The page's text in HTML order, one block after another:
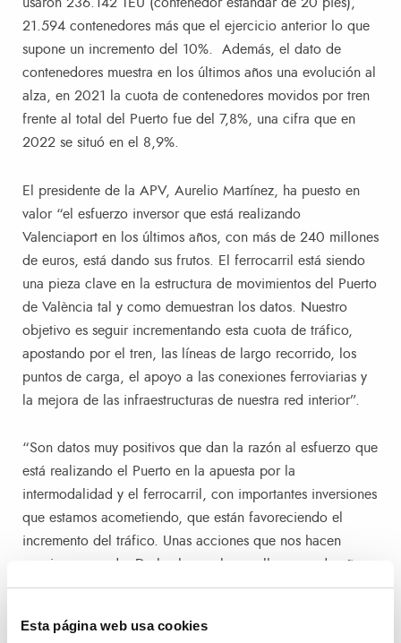
Esta página web usa cookies
21.594 contenedores más que el ejercicio anterior lo que
supone un incremento del 10%. Además, el dato de
contenedores muestra en los últimos años una evolución al
alza, en 2021 la cuota de contenedores movidos por tren
frente al total del Puerto fue del 7,8%, una cifra que en
2022 se situó en el 8,9%.
El presidente de la APV, Aurelio Martínez, ha puesto en
valor “el esfuerzo inversor que está realizando
Valenciaport en los últimos años, con más de 240 millones
de euros, está dando sus frutos. El ferrocarril está siendo
una pieza clave en la estructura de movimientos del Puerto
de València tal y como demuestran los datos. Nuestro
objetivo es seguir incrementando esta cuota de tráfico,
apostando por el tren, las líneas de largo recorrido, los
puntos de carga, el apoyo a las conexiones ferroviarias y
la mejora de las infraestructuras de nuestra red interior”.
“Son datos muy positivos que dan la razón al esfuerzo que
está realizando el Puerto en la apuesta por la
intermodalidad y el ferrocarril, con importantes inversiones
que estamos acometiendo, que están favoreciendo el
incremento del tráfico. Unas acciones que nos hacen
seguir avanzando. De hecho, en lo que llevamos de año
hemos alcanzado cuotas de 99 trenes semanales”, ha